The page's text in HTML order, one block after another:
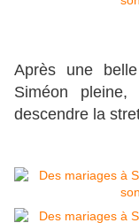
Après une
Siméon
descendre la